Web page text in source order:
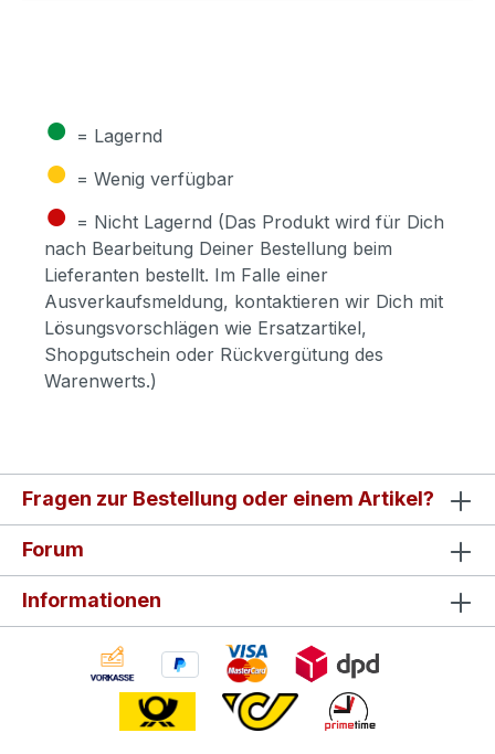
● = Lagernd
● = Wenig verfügbar
● = Nicht Lagernd (Das Produkt wird für Dich
nach Bearbeitung Deiner Bestellung beim
Lieferanten bestellt. Im Falle einer
Ausverkaufsmeldung, kontaktieren wir Dich mit
Lösungsvorschlägen wie Ersatzartikel,
Shopgutschein oder Rückvergütung des
Warenwerts.)
Fragen zur Bestellung oder einem Artikel?
Forum
Informationen